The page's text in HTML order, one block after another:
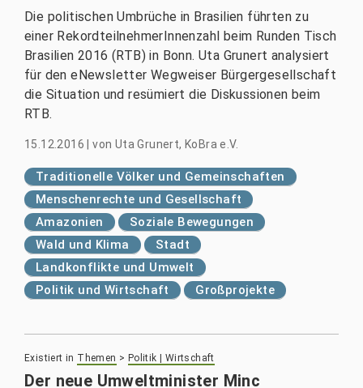
Die politischen Umbrüche in Brasilien führten zu
einer RekordteilnehmerInnenzahl beim Runden Tisch
Brasilien 2016 (RTB) in Bonn. Uta Grunert analysiert
für den eNewsletter Wegweiser Bürgergesellschaft
die Situation und resümiert die Diskussionen beim
RTB.
15.12.2016 |von Uta Grunert, KoBra e.V.
Traditionelle Völker und Gemeinschaften
Menschenrechte und Gesellschaft
Amazonien
Soziale Bewegungen
Wald und Klima
Stadt
Landkonflikte und Umwelt
Politik und Wirtschaft
Großprojekte
Existiert in Themen > Politik | Wirtschaft
Der neue Umweltminister Minc